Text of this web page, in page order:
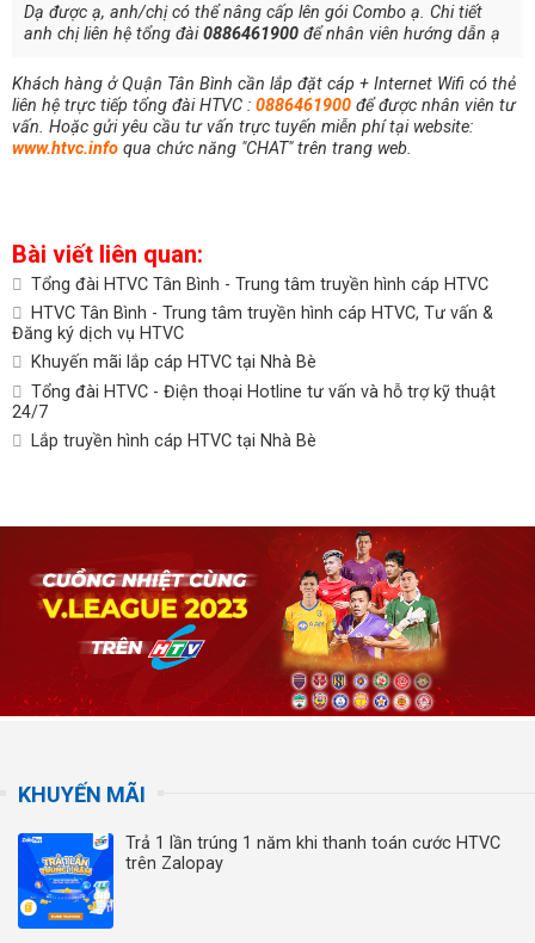
Dạ được ạ, anh/chị có thể nâng cấp lên gói Combo ạ. Chi tiết
anh chị liên hệ tổng đài0886461900 để nhân viên hướng dẫn ạ
Khách hàng ở Quận Tân Bình cần lắp đặt cáp + Internet Wifi có thẻ
liên hệ trực tiếp tổng đài HTVC : 0886461900 để được nhân viên tư
vấn. Hoặc gửi yêu cầu tư vấn trực tuyến miễn phí tại website:
www.htvc.info qua chức năng "CHAT" trên trang web.
Bài viết liên quan:
Tổng đài HTVC Tân Bình - Trung tâm truyền hình cáp HTVC
HTVC Tân Bình - Trung tâm truyền hình cáp HTVC, Tư vấn &
Đăng ký dịch vụ HTVC
Khuyến mãi lắp cáp HTVC tại Nhà Bè
Tổng đài HTVC - Điện thoại Hotline tư vấn và hỗ trợ kỹ thuật
24/7
Lắp truyền hình cáp HTVC tại Nhà Bè
KHUYẾN MÃI
Trả 1 lần trúng 1 năm khi thanh toán cước HTVC
trên Zalopay